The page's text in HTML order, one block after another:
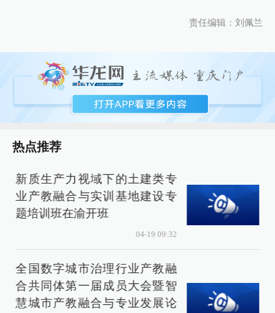
责任编辑：刘佩兰
热点推荐
新质生产力视域下的土建类专
业产教融合与实训基地建设专
题培训班在渝开班
04-19 09:32
全国数字城市治理行业产教融
合共同体第一届成员大会暨智
慧城市产教融合与专业发展论